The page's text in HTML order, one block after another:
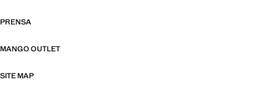
PRENSA
MANGO OUTLET
SITE MAP